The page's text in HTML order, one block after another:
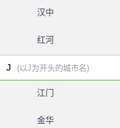
汉中
红河
J (以J为开头的城市名)
江门
金华